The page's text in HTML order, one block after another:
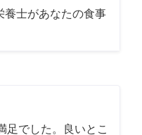
士があなたの食事
足でした。良いとこ